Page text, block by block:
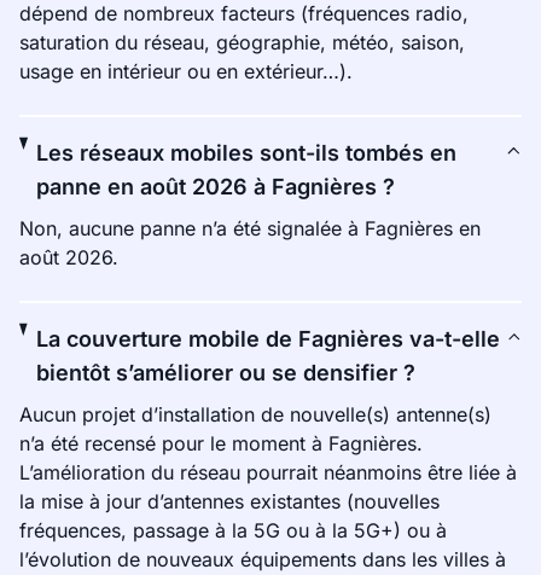
dépend de nombreux facteurs (fréquences radio,
saturation du réseau, géographie, météo, saison,
usage en intérieur ou en extérieur…).
Les réseaux mobiles sont-ils tombés en
panne en août 2026 à Fagnières ?
Non, aucune panne n’a été signalée à Fagnières en
août 2026.
La couverture mobile de Fagnières va-t-elle
bientôt s’améliorer ou se densifier ?
Aucun projet d’installation de nouvelle(s) antenne(s)
n’a été recensé pour le moment à Fagnières.
L’amélioration du réseau pourrait néanmoins être liée à
la mise à jour d’antennes existantes (nouvelles
fréquences, passage à la 5G ou à la 5G+) ou à
l’évolution de nouveaux équipements dans les villes à